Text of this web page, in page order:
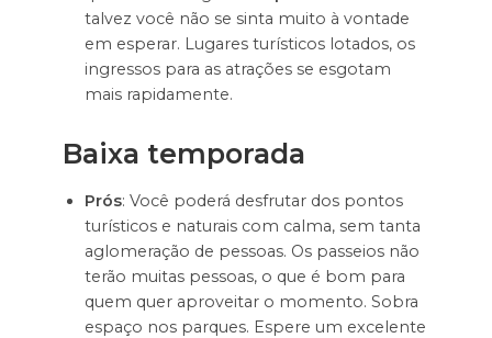
talvez você não se sinta muito à vontade
em esperar. Lugares turísticos lotados, os
ingressos para as atrações se esgotam
mais rapidamente.
Baixa temporada
Prós: Você poderá desfrutar dos pontos
turísticos e naturais com calma, sem tanta
aglomeração de pessoas. Os passeios não
terão muitas pessoas, o que é bom para
quem quer aproveitar o momento. Sobra
espaço nos parques. Espere um excelente